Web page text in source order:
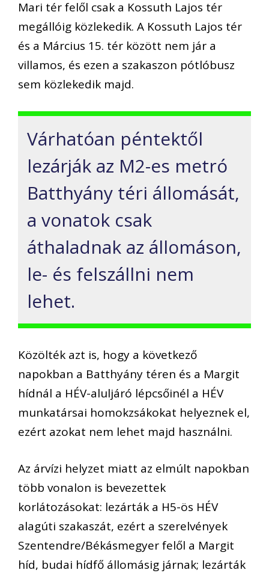
Mari tér felől csak a Kossuth Lajos tér
megállóig közlekedik. A Kossuth Lajos tér
és a Március 15. tér között nem jár a
villamos, és ezen a szakaszon pótlóbusz
sem közlekedik majd.
Várhatóan péntektől
lezárják az M2-es metró
Batthyány téri állomását,
a vonatok csak
áthaladnak az állomáson,
le- és felszállni nem
lehet.
Közölték azt is, hogy a következő
napokban a Batthyány téren és a Margit
hídnál a HÉV-aluljáró lépcsőinél a HÉV
munkatársai homokzsákokat helyeznek el,
ezért azokat nem lehet majd használni.
Az árvízi helyzet miatt az elmúlt napokban
több vonalon is bevezettek
korlátozásokat: lezárták a H5-ös HÉV
alagúti szakaszát, ezért a szerelvények
Szentendre/Békásmegyer felől a Margit
híd, budai hídfő állomásig járnak; lezárták